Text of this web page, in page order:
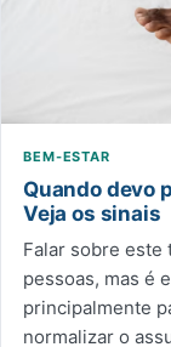
BEM-ESTAR
Quando devo
Veja os sinais
Falar sobre este
pessoas, mas é
principalmente
normalizar o